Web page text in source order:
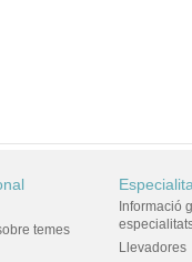
temes
Informació
Llevadores